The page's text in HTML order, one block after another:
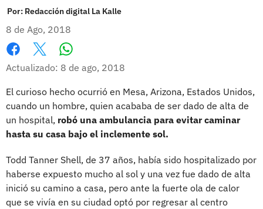
Por: Redacción digital La Kalle
8 de Ago, 2018
Facebook
X
Actualizado: 8 de ago, 2018
El curioso hecho ocurrió en Mesa, Arizona, Estados Unidos,
cuando un hombre, quien acababa de ser dado de alta de
un hospital, robó una ambulancia para evitar caminar
hasta su casa bajo el inclemente sol.
Todd Tanner Shell, de 37 años, había sido hospitalizado por
haberse expuesto mucho al sol y una vez fue dado de alta
inició su camino a casa, pero ante la fuerte ola de calor
que se vivía en su ciudad optó por regresar al centro